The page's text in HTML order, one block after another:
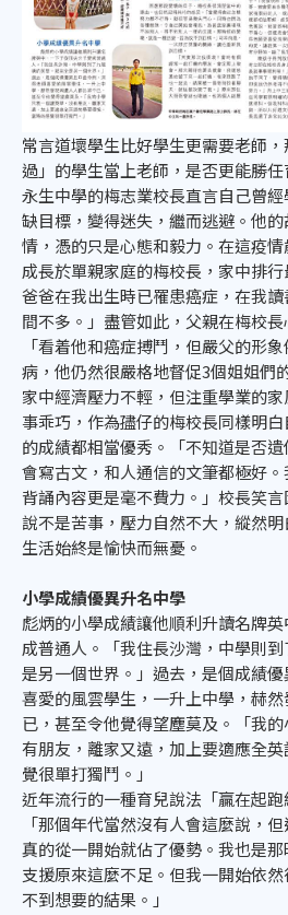
常言道壞學生比好學生更需要老師
過」的學生當上老師，是否更能勝
永生中學的梅志業校長直言自己曾
缺目標，變得迷失，繼而逃避。他
情，憑的只是心態和毅力。在這疫
成長於單親家庭的梅校長，家中排行
爸爸在我出生時已罹患癌症，在我
間不多。」盡管如此，父親在梅校
「看着他和癌症搏鬥，但嚴父的形
病，他仍然很嚴格地督促3個姐姐們
家中經濟壓力不輕，但注重學業的
事乖巧，作為孻仔的梅校長同樣明
的成績都相當優秀。「不知道是否
會寫古文，和人通信的文筆都極好。
背誦內容更是毫不費力。」校長笑
說不是苦事，壓力自然不大，縱然
生活始終是愉快而無憂。
小學成績優異升名中學
彪炳的小學成績讓他順利升讀名牌
成普通人。「我住長沙灣，中學則
是另一個世界。」過去，是個成績
喜愛的風雲學生，一升上中學，赫
已，甚至令他覺得望塵莫及。「我
有朋友，離家又遠，加上要適應全
覺很單打獨鬥。」
近年流行的一種育兒說法「贏在起
「那個年代當然沒有人會這麼說，
真的從一開始就佔了優勢。我也是
支援原來這麼不足。但我一開始依
不到想要的結果。」